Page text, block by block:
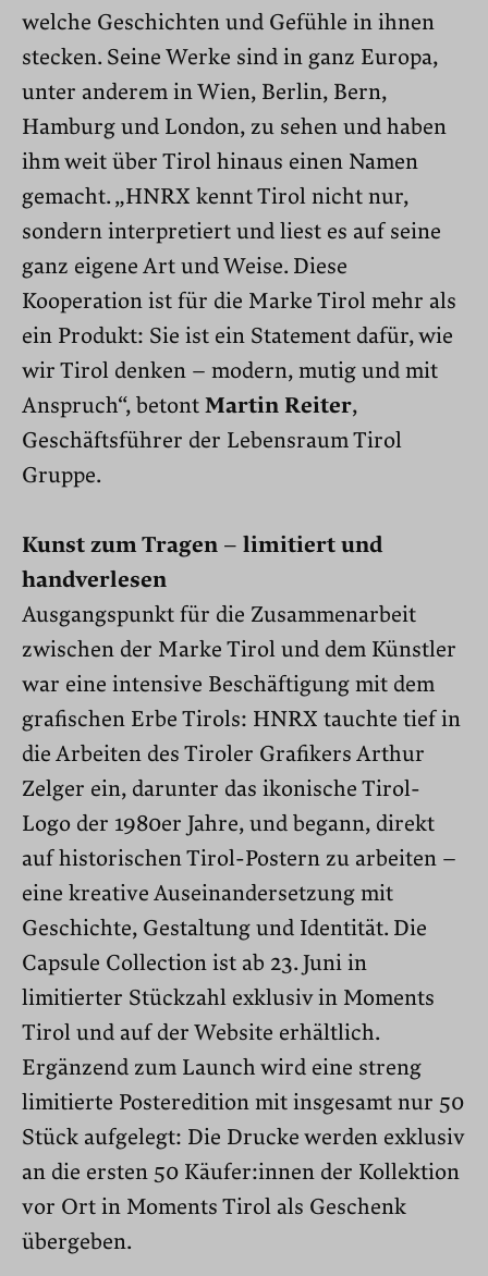
welche Geschichten und Gefühle in ihnen
stecken. Seine Werke sind in ganz Europa,
unter anderem in Wien, Berlin, Bern,
Hamburg und London, zu sehen und haben
ihm weit über Tirol hinaus einen Namen
gemacht. „HNRX kennt Tirol nicht nur,
sondern interpretiert und liest es auf seine
ganz eigene Art und Weise. Diese
Kooperation ist für die Marke Tirol mehr als
ein Produkt: Sie ist ein Statement dafür, wie
wir Tirol denken – modern, mutig und mit
Anspruch“, betont Martin Reiter,
Geschäftsführer der Lebensraum Tirol
Gruppe.
Kunst zum Tragen – limitiert und
handverlesen
Ausgangspunkt für die Zusammenarbeit
zwischen der Marke Tirol und dem Künstler
war eine intensive Beschäftigung mit dem
grafischen Erbe Tirols: HNRX tauchte tief in
die Arbeiten des Tiroler Grafikers Arthur
Zelger ein, darunter das ikonische Tirol-
Logo der 1980er Jahre, und begann, direkt
auf historischen Tirol-Postern zu arbeiten –
eine kreative Auseinandersetzung mit
Geschichte, Gestaltung und Identität. Die
Capsule Collection ist ab 23. Juni in
limitierter Stückzahl exklusiv in Moments
Tirol und auf der Website erhältlich.
Ergänzend zum Launch wird eine streng
limitierte Posteredition mit insgesamt nur 50
Stück aufgelegt: Die Drucke werden exklusiv
an die ersten 50 Käufer:innen der Kollektion
vor Ort in Moments Tirol als Geschenk
übergeben.